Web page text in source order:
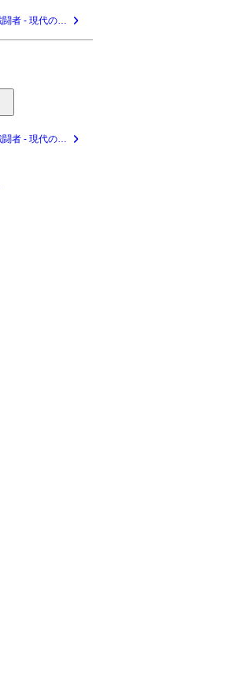
日本の戦闘者 - 現代のサムライは決してグローバリズムに屈せず/荒谷卓 24143
日本の戦闘者 - 現代のサムライは決してグローバリズムに屈せず/荒谷卓 24143